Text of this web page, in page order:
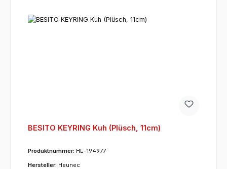
BESITO KEYRING Kuh (Plüsch, 11cm)
Produktnummer: HE-194977
Hersteller: Heunec